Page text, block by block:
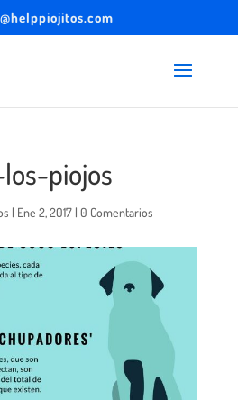
piojos
| Ene 2, 2017| 0 Comentarios